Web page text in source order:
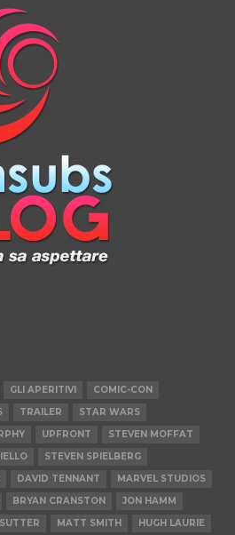
GLI APERITIVI
COMIC-CON
TRAILER
STAR WARS
UPFRONT
STEVEN MOFFAT
STEVEN SPIELBERG
DAVID TENNANT
MARVEL STUDIOS
BRYAN CRANSTON
JON HAMM
MATT SMITH HUGH LAURIE